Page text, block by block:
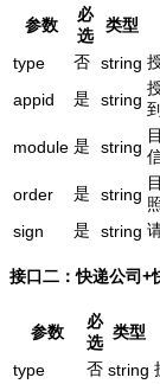
参数
必
选
类型
type
否 string
appid
是 string
module 是 string
order
是 string
sign
是 string
接口二：快递公司+
参数
必
选
类型
type
否 string